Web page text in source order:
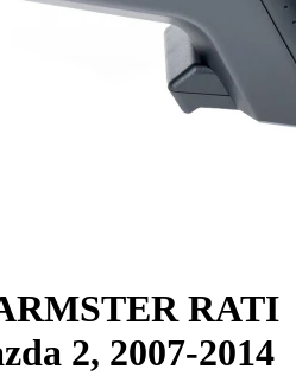
RATI
2, 2007-2014